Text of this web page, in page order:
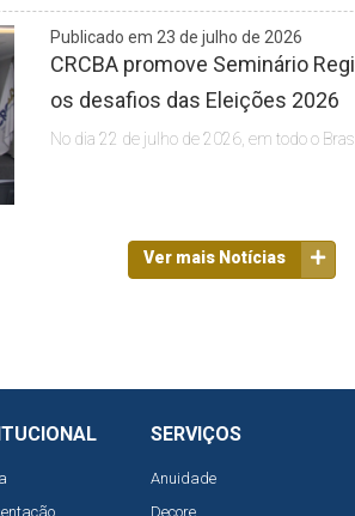
Publicado em 23 de julho de 2026
CRCBA promove Seminário
os desafios das Eleições 2026
No dia 22 de julho de 2026, em todo o
Ver mais Notícias
SERVIÇOS
Anuidade
Decore